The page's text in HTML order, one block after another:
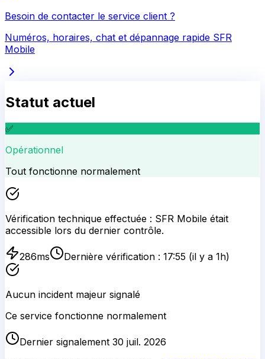
Besoin de contacter le service client ?
Numéros, horaires, chat et dépannage rapide SFR
Mobile
Statut actuel
✅
Opérationnel
Tout fonctionne normalement
Vérification technique effectuée : SFR Mobile était
accessible lors du dernier contrôle.
286ms Dernière vérification : 17:55 (il y a 1h)
Aucun incident majeur signalé
Ce service fonctionne normalement
Dernier signalement 30 juil. 2026